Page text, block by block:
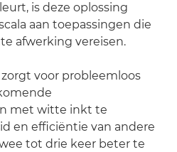
is deze oplossing
aan toepassingen die
afwerking vereisen.
voor probleemloos
met witte inkt te
en efficiëntie van andere
tot drie keer beter te